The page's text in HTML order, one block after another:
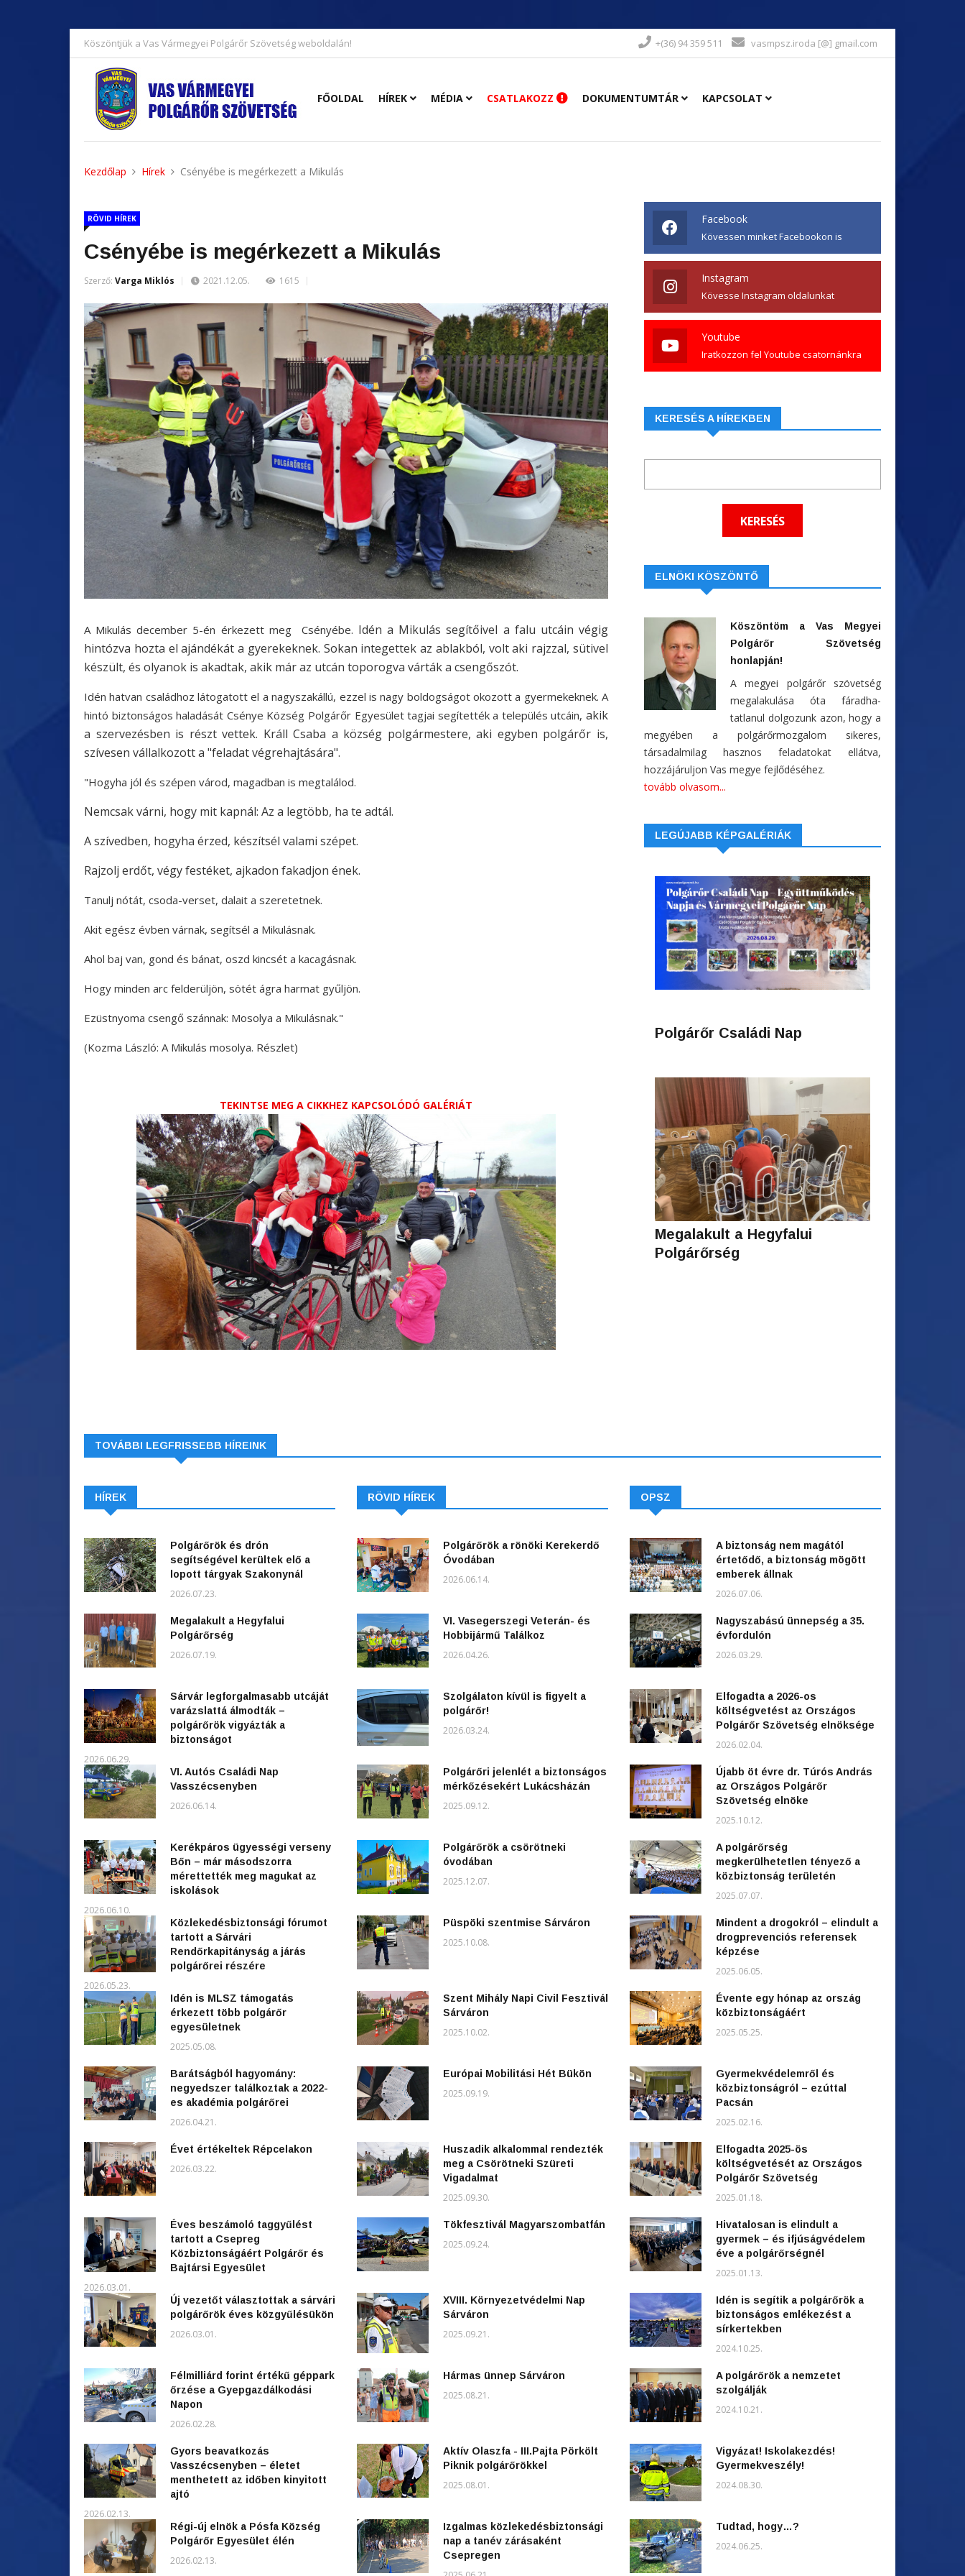
Köszöntjük a Vas Vármegyei Polgárőr Szövetség weboldalán! +(36) 94 359 511 vasmpsz.iroda [@] gmail.com
FŐOLDAL HÍREK MÉDIA CSATLAKOZZ DOKUMENTUMTÁR KAPCSOLAT
Kezdőlap Hírek Csényébe is megérkezett a Mikulás
RÖVID HÍREK
Csényébe is megérkezett a Mikulás
Szerző: Varga Miklós 2021.12.05. 1615
A Mikulás december 5-én érkezett meg Csényébe. Idén a Mikulás segítőivel a falu utcáin végig
hintózva hozta el ajándékát a gyerekeknek. Sokan integettek az ablakból, volt aki rajzzal, sütivel
készült, és olyanok is akadtak, akik már az utcán toporogva várták a csengőszót.
Idén hatvan családhoz látogatott el a nagyszakállú, ezzel is nagy boldogságot okozott a gyermekeknek. A
hintó biztonságos haladását Csénye Község Polgárőr Egyesület tagjai segítették a település utcáin, akik
a szervezésben is részt vettek. Králl Csaba a község polgármestere, aki egyben polgárőr is,
szívesen vállalkozott a "feladat végrehajtására".
"Hogyha jól és szépen várod, magadban is megtalálod.
Nemcsak várni, hogy mit kapnál: Az a legtöbb, ha te adtál.
A szívedben, hogyha érzed, készítsél valami szépet.
Rajzolj erdőt, végy festéket, ajkadon fakadjon ének.
Tanulj nótát, csoda-verset, dalait a szeretetnek.
Akit egész évben várnak, segítsél a Mikulásnak.
Ahol baj van, gond és bánat, oszd kincsét a kacagásnak.
Hogy minden arc felderüljön, sötét ágra harmat gyűljön.
Ezüstnyoma csengő szánnak: Mosolya a Mikulásnak."
(Kozma László: A Mikulás mosolya. Részlet)
TEKINTSE MEG A CIKKHEZ KAPCSOLÓDÓ GALÉRIÁT
Facebook
Kövessen minket Facebookon is
Instagram
Kövesse Instagram oldalunkat
Youtube
Iratkozzon fel Youtube csatornánkra
KERESÉS A HÍREKBEN
ELNÖKI KÖSZÖNTŐ
Köszöntöm a Vas Megyei
Polgárőr Szövetség
honlapján!
A megyei polgárőr szövetség
megalakulása óta fáradha-
tatlanul dolgozunk azon, hogy a
megyében a polgárőrmozgalom sikeres,
társadalmilag hasznos feladatokat ellátva,
hozzájáruljon Vas megye fejlődéséhez.
tovább olvasom...
LEGÚJABB KÉPGALÉRIÁK
Polgárőr Családi Nap
Megalakult a Hegyfalui
Polgárőrség
TOVÁBBI LEGFRISSEBB HÍREINK
HÍREK
Polgárőrök és drón
segítségével kerültek elő a
lopott tárgyak Szakonynál
2026.07.23.
Megalakult a Hegyfalui
Polgárőrség
2026.07.19.
Sárvár legforgalmasabb utcáját
varázslattá álmodták –
polgárőrök vigyázták a
biztonságot
2026.06.29.
VI. Autós Családi Nap
Vasszécsenyben
2026.06.14.
Kerékpáros ügyességi verseny
Bőn – már másodszorra
mérettették meg magukat az
iskolások
2026.06.10.
Közlekedésbiztonsági fórumot
tartott a Sárvári
Rendőrkapitányság a járás
polgárőrei részére
2026.05.23.
Idén is MLSZ támogatás
érkezett több polgárőr
egyesületnek
2025.05.08.
Barátságból hagyomány:
negyedszer találkoztak a 2022-
es akadémia polgárőrei
2026.04.21.
Évet értékeltek Répcelakon
2026.03.22.
Éves beszámoló taggyűlést
tartott a Csepreg
Közbiztonságáért Polgárőr és
Bajtársi Egyesület
2026.03.01.
Új vezetőt választottak a sárvári
polgárőrök éves közgyűlésükön
2026.03.01.
Félmilliárd forint értékű géppark
őrzése a Gyepgazdálkodási
Napon
2026.02.28.
Gyors beavatkozás
Vasszécsenyben – életet
menthetett az időben kinyitott
ajtó
2026.02.13.
Régi-új elnök a Pósfa Község
Polgárőr Egyesület élén
2026.02.13.
RÖVID HÍREK
Polgárőrök a rönöki Kerekerdő
Óvodában
2026.06.14.
VI. Vasegerszegi Veterán- és
Hobbijármű Találkoz
2026.04.26.
Szolgálaton kívül is figyelt a
polgárőr!
2026.03.24.
Polgárőri jelenlét a biztonságos
mérkőzésekért Lukácsházán
2025.09.12.
Polgárőrök a csörötneki
óvodában
2025.12.07.
Püspöki szentmise Sárváron
2025.10.08.
Szent Mihály Napi Civil Fesztivál
Sárváron
2025.10.02.
Európai Mobilitási Hét Bükön
2025.09.19.
Huszadik alkalommal rendezték
meg a Csörötneki Szüreti
Vigadalmat
2025.09.30.
Tökfesztivál Magyarszombatfán
2025.09.24.
XVIII. Környezetvédelmi Nap
Sárváron
2025.09.21.
Hármas ünnep Sárváron
2025.08.21.
Aktív Olaszfa - III.Pajta Pörkölt
Piknik polgárőrökkel
2025.08.01.
Izgalmas közlekedésbiztonsági
nap a tanév zárásaként
Csepregen
OPSZ
A biztonság nem magától
értetődő, a biztonság mögött
emberek állnak
2026.07.06.
Nagyszabású ünnepség a 35.
évfordulón
2026.03.29.
Elfogadta a 2026-os
költségvetést az Országos
Polgárőr Szövetség elnöksége
2026.02.04.
Újabb öt évre dr. Túrós András
az Országos Polgárőr
Szövetség elnöke
2025.10.12.
A polgárőrség
megkerülhetetlen tényező a
közbiztonság területén
2025.07.07.
Mindent a drogokról – elindult a
drogprevenciós referensek
képzése
2025.06.05.
Évente egy hónap az ország
közbiztonságáért
2025.05.25.
Gyermekvédelemről és
közbiztonságról – ezúttal
Pacsán
2025.02.16.
Elfogadta 2025-ös
költségvetését az Országos
Polgárőr Szövetség
2025.01.18.
Hivatalosan is elindult a
gyermek – és ifjúságvédelem
éve a polgárőrségnél
2025.01.13.
Idén is segítik a polgárőrök a
biztonságos emlékezést a
sírkertekben
2024.10.25.
A polgárőrök a nemzetet
szolgálják
2024.10.21.
Vigyázat! Iskolakezdés!
Gyermekveszély!
2024.08.30.
Tudtad, hogy…?
2024.06.25.